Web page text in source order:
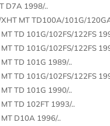
D7A 1998/..
MT TD100A/101G/
TD 101G/102FS/122FS
TD 101G/102FS/122FS
TD 101G 1989/..
TD 101G/102FS/122FS
TD 101G 1990/..
TD 102FT 1993/..
D10A 1996/..